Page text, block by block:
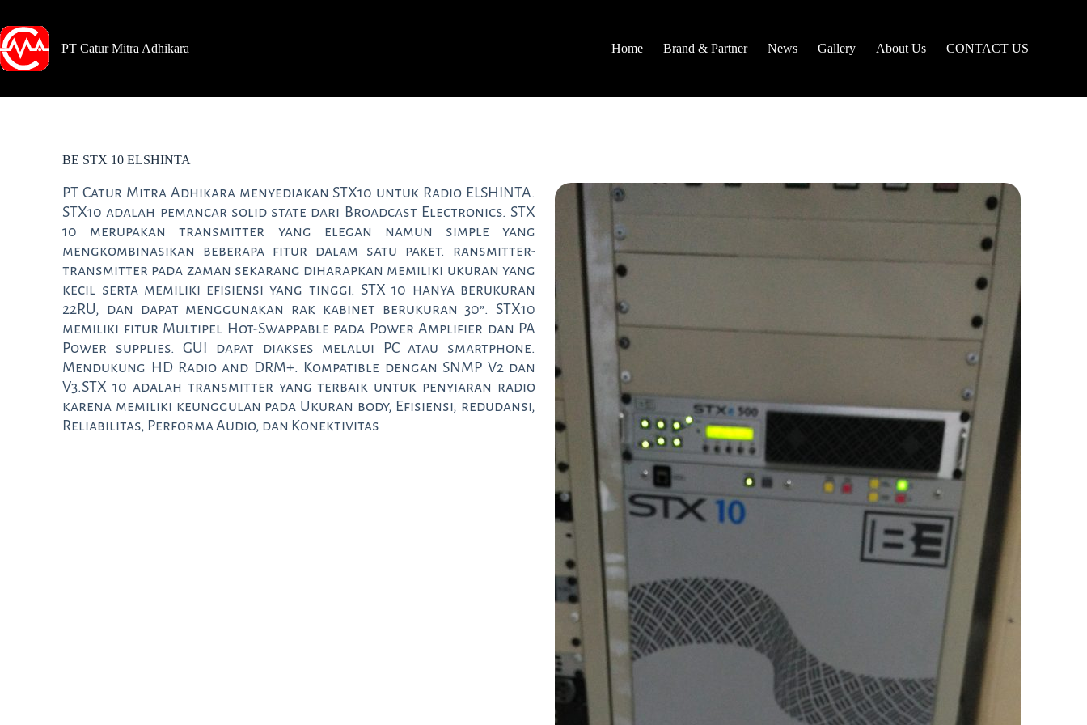
PT Catur Mitra Adhikara Home Brand & Partner News Gallery About Us CONTACT US
BE STX 10 ELSHINTA
PT Catur Mitra Adhikara menyediakan STX10 untuk Radio ELSHINTA.
STX10 adalah pemancar solid state dari Broadcast Electronics. STX
10 merupakan transmitter yang elegan namun simple yang
mengkombinasikan beberapa fitur dalam satu paket. ransmitter-
transmitter pada zaman sekarang diharapkan memiliki ukuran yang
kecil serta memiliki efisiensi yang tinggi. STX 10 hanya berukuran
22RU, dan dapat menggunakan rak kabinet berukuran 30”. STX10
memiliki fitur Multipel Hot-Swappable pada Power Amplifier dan PA
Power supplies. GUI dapat diakses melalui PC atau smartphone.
Mendukung HD Radio and DRM+. Kompatible dengan SNMP V2 dan
V3.STX 10 adalah transmitter yang terbaik untuk penyiaran radio
karena memiliki keunggulan pada Ukuran body, Efisiensi, redudansi,
Reliabilitas, Performa Audio, dan Konektivitas